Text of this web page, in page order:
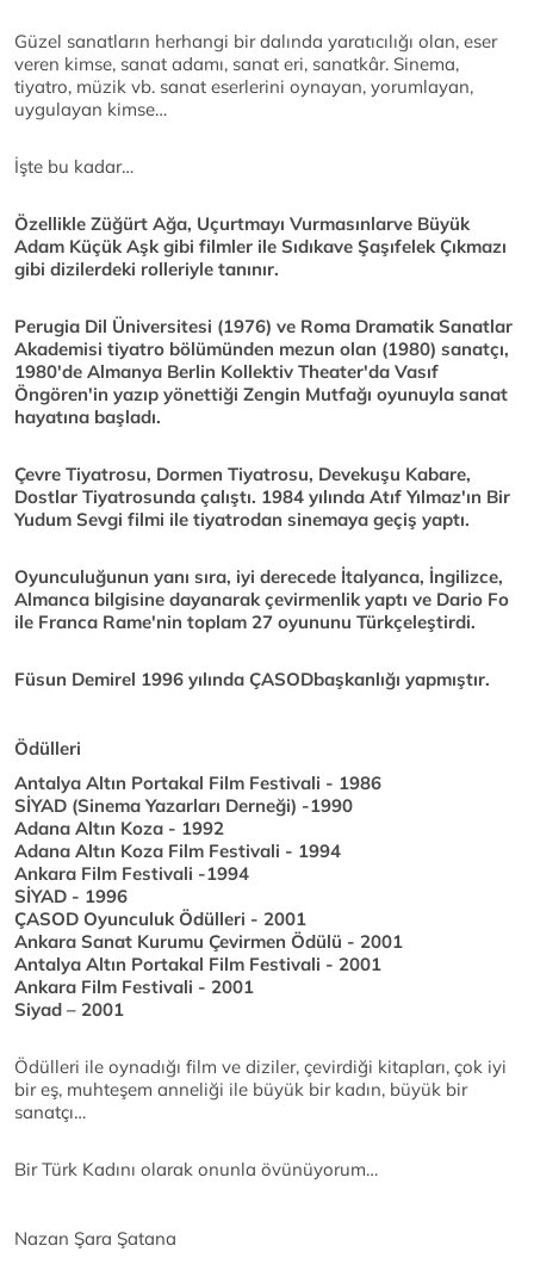
Güzel sanatların herhangi bir dalında yaratıcılığı olan, eser
veren kimse, sanat adamı, sanat eri, sanatkâr. Sinema,
tiyatro, müzik vb. sanat eserlerini oynayan, yorumlayan,
uygulayan kimse…
İşte bu kadar…
Özellikle Züğürt Ağa, Uçurtmayı Vurmasınlarve Büyük
Adam Küçük Aşk gibi filmler ile Sıdıkave Şaşıfelek Çıkmazı
gibi dizilerdeki rolleriyle tanınır.
Perugia Dil Üniversitesi (1976) ve Roma Dramatik Sanatlar
Akademisi tiyatro bölümünden mezun olan (1980) sanatçı,
1980'de Almanya Berlin Kollektiv Theater'da Vasıf
Öngören'in yazıp yönettiği Zengin Mutfağı oyunuyla sanat
hayatına başladı.
Çevre Tiyatrosu, Dormen Tiyatrosu, Devekuşu Kabare,
Dostlar Tiyatrosunda çalıştı. 1984 yılında Atıf Yılmaz'ın Bir
Yudum Sevgi filmi ile tiyatrodan sinemaya geçiş yaptı.
Oyunculuğunun yanı sıra, iyi derecede İtalyanca, İngilizce,
Almanca bilgisine dayanarak çevirmenlik yaptı ve Dario Fo
ile Franca Rame'nin toplam 27 oyununu Türkçeleştirdi.
Füsun Demirel 1996 yılında ÇASODbaşkanlığı yapmıştır.
Ödülleri
Antalya Altın Portakal Film Festivali - 1986
SİYAD (Sinema Yazarları Derneği) -1990
Adana Altın Koza - 1992
Adana Altın Koza Film Festivali - 1994
Ankara Film Festivali -1994
SİYAD - 1996
ÇASOD Oyunculuk Ödülleri - 2001
Ankara Sanat Kurumu Çevirmen Ödülü - 2001
Antalya Altın Portakal Film Festivali - 2001
Ankara Film Festivali - 2001
Siyad – 2001
Ödülleri ile oynadığı film ve diziler, çevirdiği kitapları, çok iyi
bir eş, muhteşem anneliği ile büyük bir kadın, büyük bir
sanatçı…
Bir Türk Kadını olarak onunla övünüyorum…
Nazan Şara Şatana